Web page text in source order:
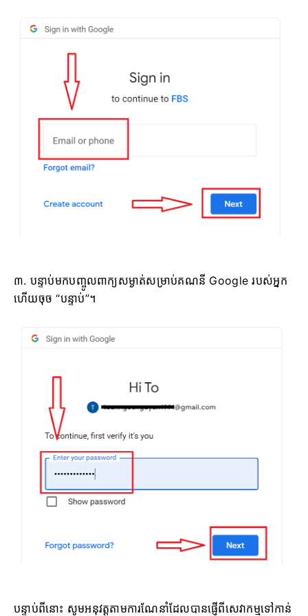
៣. បន្ទាប់មកបញ្ចូលពាក្យសម្ងាត់សម្រាប់គណនី Google របស់អ្នក
ហើយចុច “បន្ទាប់”។
បន្ទាប់ពីនោះ សូមអនុវត្តតាមការណែនាំដែលបានផ្ញើពីសេវាកម្មទៅកាន់